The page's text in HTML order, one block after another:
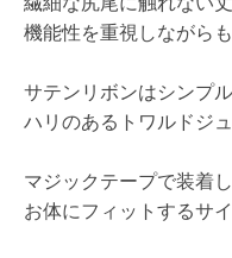
機能性を重視しながら
サテンリボンはシンプ
ハリのあるトワルドジ
マジックテープで装着
お体にフィットするサ